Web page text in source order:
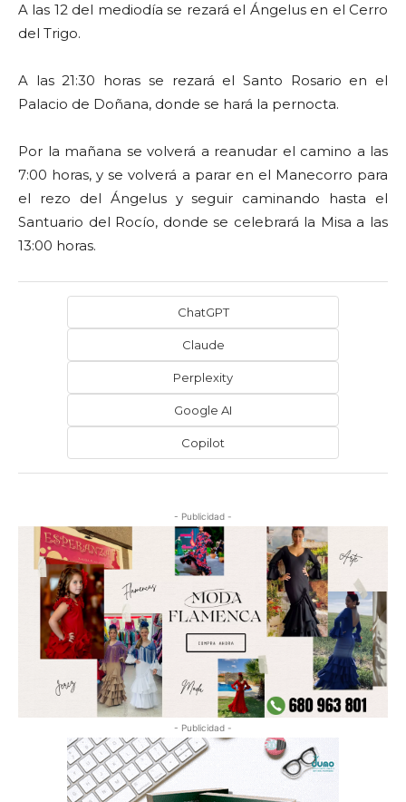
A las 12 del mediodía se rezará el Ángelus en el Cerro
del Trigo.
A las 21:30 horas se rezará el Santo Rosario en el
Palacio de Doñana, donde se hará la pernocta.
Por la mañana se volverá a reanudar el camino a las
7:00 horas, y se volverá a parar en el Manecorro para
el rezo del Ángelus y seguir caminando hasta el
Santuario del Rocío, donde se celebrará la Misa a las
13:00 horas.
ChatGPT
Claude
Perplexity
Google AI
Copilot
- Publicidad -
- Publicidad -